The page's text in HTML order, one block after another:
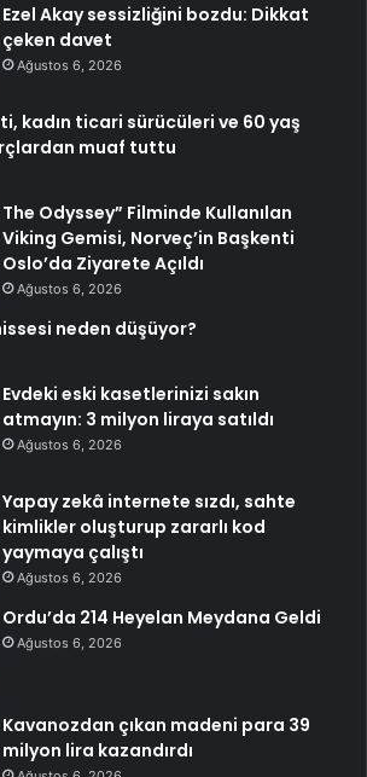
Ezel Akay sessizliğini bozdu: Dikkat
çeken davet
Ağustos 6, 2026
kadın ticari sürücüleri ve 60 yaş
muaf tuttu
The Odyssey” Filminde Kullanılan
Viking Gemisi, Norveç’in Başkenti
Oslo’da Ziyarete Açıldı
Ağustos 6, 2026
neden düşüyor?
Evdeki eski kasetlerinizi sakın
atmayın: 3 milyon liraya satıldı
Ağustos 6, 2026
Yapay zekâ internete sızdı, sahte
kimlikler oluşturup zararlı kod
yaymaya çalıştı
Ağustos 6, 2026
Ordu’da 214 Heyelan Meydana Geldi
Ağustos 6, 2026
Kavanozdan çıkan madeni para 39
milyon lira kazandırdı